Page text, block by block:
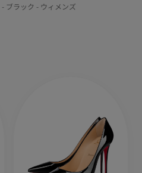
ブラック - ウィメンズ